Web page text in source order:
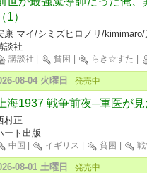
（1）
康 マイ/シミズヒロノリ/kimimaro/
談社
講談社 貧困 らき☆すた
08-04 火曜日 発売中
上海1937 戦争前夜─軍医が
村正
ート出版
中国 イギリス 貧困 戦
08-01 土曜日 発売中